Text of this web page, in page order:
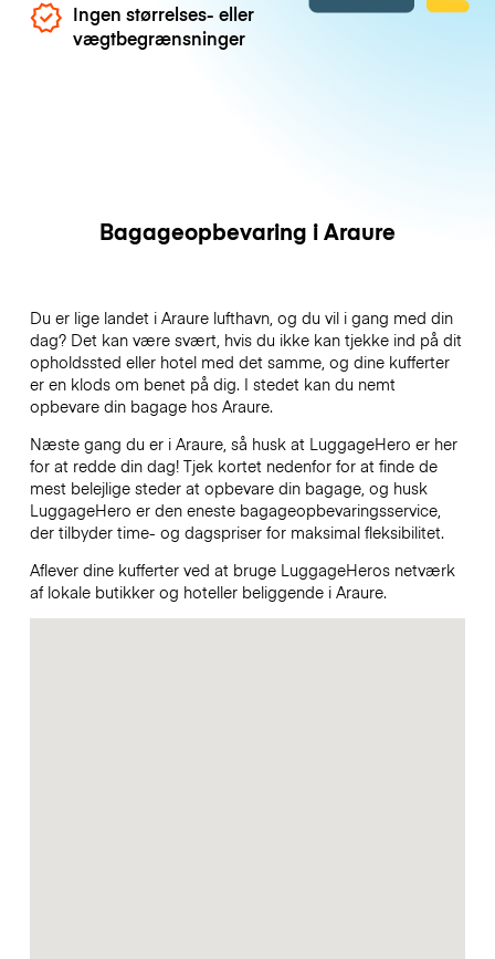
Ingen størrelses- eller
vægtbegrænsninger
Bagageopbevaring i Araure
Du er lige landet i Araure lufthavn, og du vil i gang med din
dag? Det kan være svært, hvis du ikke kan tjekke ind på dit
opholdssted eller hotel med det samme, og dine kufferter
er en klods om benet på dig. I stedet kan du nemt
opbevare din bagage hos Araure.
Næste gang du er i Araure, så husk at LuggageHero er her
for at redde din dag! Tjek kortet nedenfor for at finde de
mest belejlige steder at opbevare din bagage, og husk
LuggageHero er den eneste bagageopbevaringsservice,
der tilbyder time- og dagspriser for maksimal fleksibilitet.
Aflever dine kufferter ved at bruge LuggageHeros netværk
af lokale butikker og hoteller beliggende i Araure.